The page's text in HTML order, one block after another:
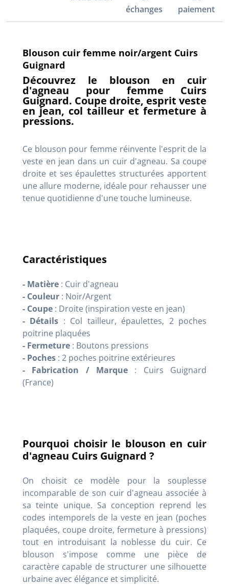
échanges
paiement
Blouson cuir femme noir/argent Cuirs
Guignard
Découvrez le blouson en cuir
d'agneau pour femme Cuirs
Guignard. Coupe droite, esprit veste
en jean, col tailleur et fermeture à
pressions.
Ce blouson pour femme réinvente l'esprit de la
veste en jean dans un cuir d'agneau. Sa coupe
droite et ses épaulettes structurées apportent
une allure moderne, idéale pour rehausser une
tenue quotidienne d'une touche lumineuse.
Caractéristiques
- Matière : Cuir d'agneau
- Couleur : Noir/Argent
- Coupe : Droite (inspiration veste en jean)
- Détails : Col tailleur, épaulettes, 2 poches
poitrine plaquées
- Fermeture : Boutons pressions
- Poches : 2 poches poitrine extérieures
- Fabrication / Marque : Cuirs Guignard
(France)
Pourquoi choisir le blouson en cuir
d'agneau Cuirs Guignard ?
On choisit ce modèle pour la souplesse
incomparable de son cuir d'agneau associée à
sa teinte unique. Sa conception reprend les
codes intemporels de la veste en jean (poches
plaquées, coupe droite, fermeture à pressions)
tout en introduisant la noblesse du cuir. Ce
blouson s'impose comme une pièce de
caractère capable de structurer une silhouette
urbaine avec élégance et simplicité.